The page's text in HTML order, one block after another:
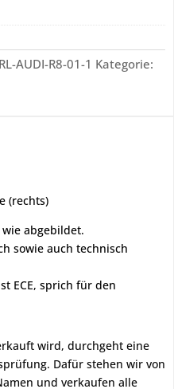
(rechts)
abgebildet.
sowie auch technisch
ECE, sprich für den
wird, durchgeht eine
Dafür stehen wir von
und verkaufen alle
AUDI-R8-01-1 Kategorie: